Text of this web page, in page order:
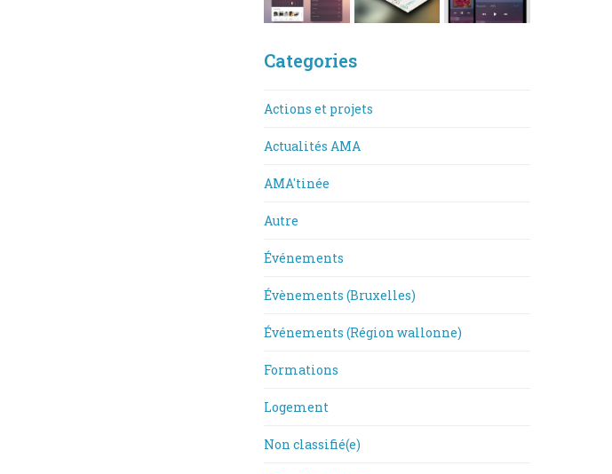
Categories
Actions et projets
Actualités AMA
AMA'tinée
Autre
Événements
Évènements (Bruxelles)
Événements (Région wallonne)
Formations
Logement
Non classifié(e)